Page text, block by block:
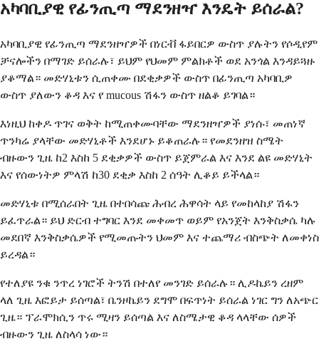
አካባቢያዊ የፊንጢጣ ማደንዘዣ እንዴት ይሰራል?
አካባቢያዊ የፊንጢጣ ማደንዘዣዎች በነርቭ ፋይበርዎ ውስጥ ያሉትን የሶዲየም
ቻናሎችን በማገድ ይሰራሉ፣ ይህም የህመም ምልክቶች ወደ አንጎል እንዳይጓዙ
ያቆማል። መድሃኒቱን ሲጠቀሙ በደቂቃዎች ውስጥ በፊንጢጣ አካባቢዎ
ውስጥ ያለውን ቆዳ እና የ mucous ሽፋን ውስጥ ዘልቆ ይገባል።
እነዚህ ከቀዶ ጥገና ወቅት ከሚጠቀሙባቸው ማደንዘዣዎች ያነሱ፣ መጠነኛ
ጥንካሬ ያላቸው መድሃኒቶች እንደሆኑ ይቆጠራሉ። የመደንዘዝ ስሜት
ብዙውን ጊዜ ከ2 እስከ 5 ደቂቃዎች ውስጥ ይጀምራል እና እንደ ልዩ መድሃኒት
እና የሰውነትዎ ምላሽ ከ30 ደቂቃ እስከ 2 ሰዓት ሊቆይ ይችላል።
መድሃኒቱ በሚሰራበት ጊዜ በተበሳጩ ሕብረ ሕዋሳት ላይ የመከላከያ ሽፋን
ይፈጥራል። ይህ ድርብ ተግባር እንደ መቀመጥ ወይም የአንጀት እንቅስቃሴ ካሉ
መደበኛ እንቅስቃሴዎች የሚመጡትን ህመም እና ተጨማሪ ብስጭት ለመቀነስ
ይረዳል።
የተለያዩ ንቁ ንጥረ ነገሮች ትንሽ በተለየ መንገድ ይሰራሉ። ሊዶኬይን ረዘም
ላለ ጊዜ እፎይታ ይሰጣል፣ ቤንዞኬይን ደግሞ በፍጥነት ይሰራል ነገር ግን ለአጭር
ጊዜ። ፕራሞክሲን ጥሩ ሚዛን ይሰጣል እና ለስሜታዊ ቆዳ ላላቸው ሰዎች
ብዙውን ጊዜ ለስላሳ ነው።